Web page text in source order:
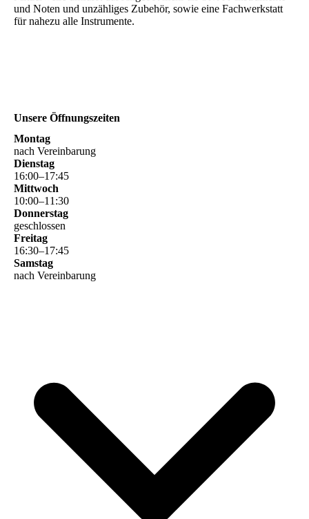
und Noten und unzähliges Zubehör, sowie eine Fachwerkstatt
für nahezu alle Instrumente.
Unsere Öffnungszeiten
Montag
nach Vereinbarung
Dienstag
16:00–17:45
Mittwoch
10:00–11 :30
Donnerstag
geschlossen
Freitag
16:30–17:45
Samstag
nach Vereinbarung